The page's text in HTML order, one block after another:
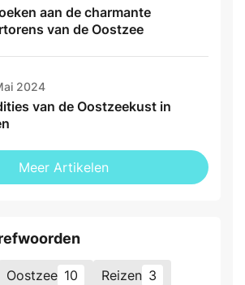
aan de charmante
van de Oostzee
2024
van de Oostzeekust in
Meer Artikelen
Oostzee 10 Reizen 3